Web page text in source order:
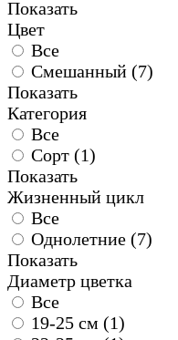
Показать
Цвет
Все
Смешанный (7)
Показать
Категория
Все
Сорт (1)
Показать
Жизненный цикл
Все
Однолетние (7)
Показать
Диаметр цветка
Все
19-25 см (1)